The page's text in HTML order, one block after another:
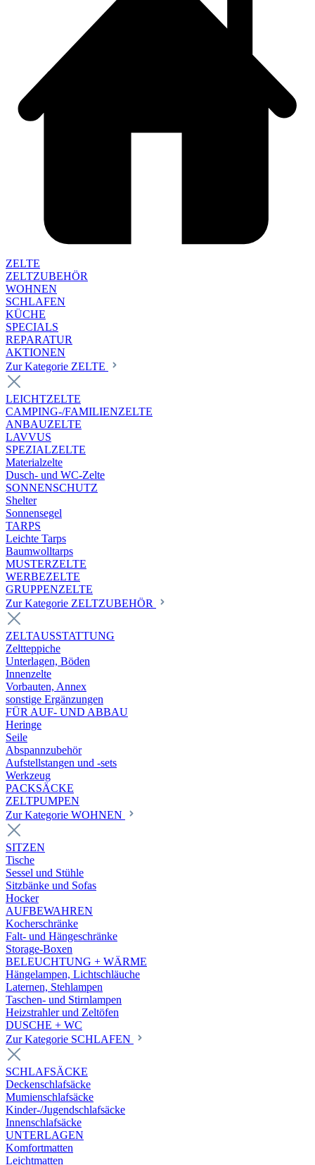
ZELTE
ZELTZUBEHÖR
WOHNEN
SCHLAFEN
KÜCHE
SPECIALS
REPARATUR
AKTIONEN
Zur Kategorie ZELTE
LEICHTZELTE
CAMPING-/FAMILIENZELTE
ANBAUZELTE
LAVVUS
SPEZIALZELTE
Materialzelte
Dusch- und WC-Zelte
SONNENSCHUTZ
Shelter
Sonnensegel
TARPS
Leichte Tarps
Baumwolltarps
MUSTERZELTE
WERBEZELTE
GRUPPENZELTE
Zur Kategorie ZELTZUBEHÖR
ZELTAUSSTATTUNG
Zeltteppiche
Unterlagen, Böden
Innenzelte
Vorbauten, Annex
sonstige Ergänzungen
FÜR AUF- UND ABBAU
Heringe
Seile
Abspannzubehör
Aufstellstangen und -sets
Werkzeug
PACKSÄCKE
ZELTPUMPEN
Zur Kategorie WOHNEN
SITZEN
Tische
Sessel und Stühle
Sitzbänke und Sofas
Hocker
AUFBEWAHREN
Kocherschränke
Falt- und Hängeschränke
Storage-Boxen
BELEUCHTUNG + WÄRME
Hängelampen, Lichtschläuche
Laternen, Stehlampen
Taschen- und Stirnlampen
Heizstrahler und Zeltöfen
DUSCHE + WC
Zur Kategorie SCHLAFEN
SCHLAFSÄCKE
Deckenschlafsäcke
Mumienschlafsäcke
Kinder-/Jugendschlafsäcke
Innenschlafsäcke
UNTERLAGEN
Komfortmatten
Leichtmatten